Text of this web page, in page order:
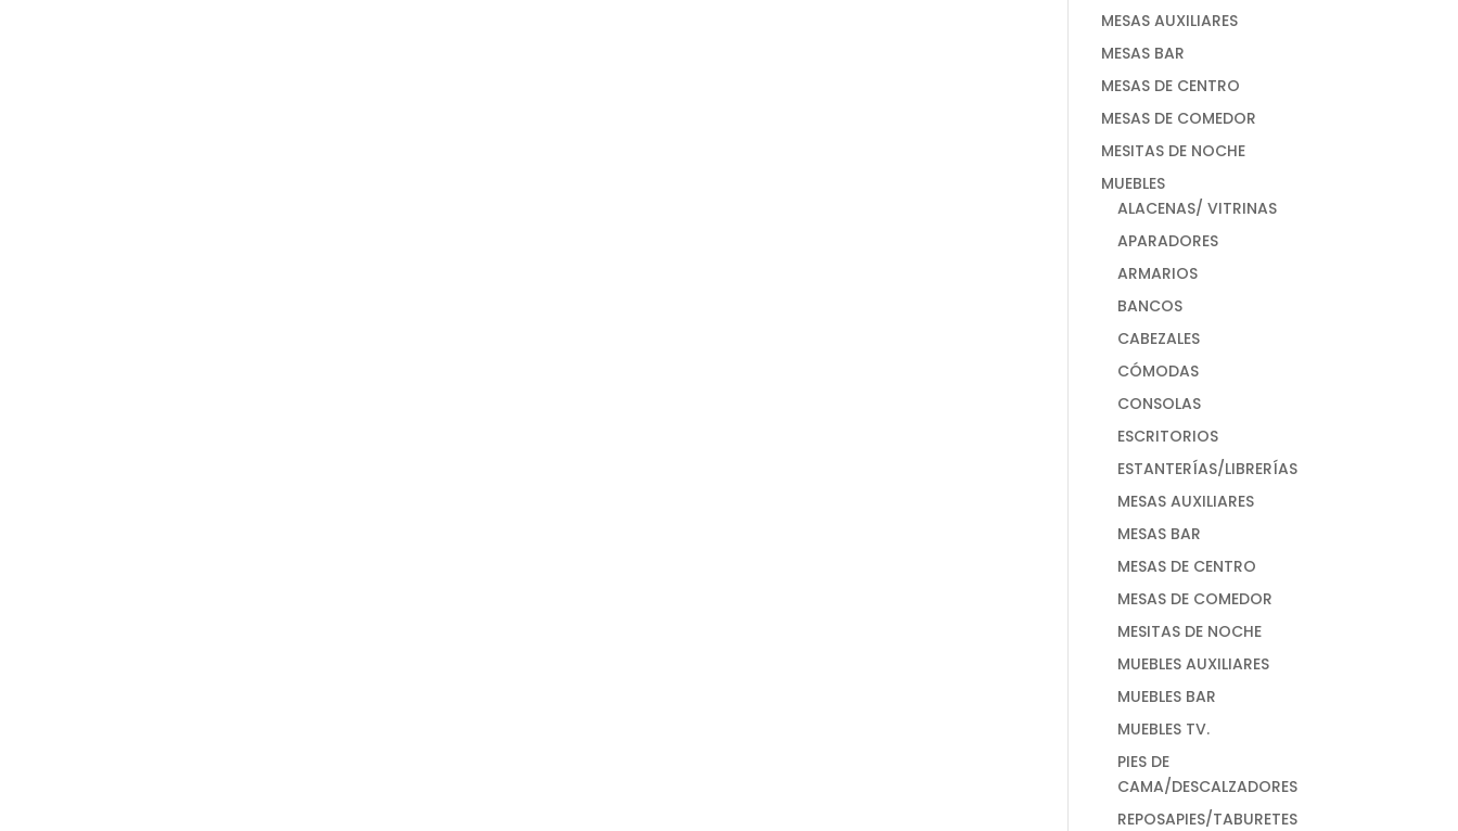
MESAS AUXILIARES
MESAS BAR
MESAS DE CENTRO
MESAS DE COMEDOR
MESITAS DE NOCHE
MUEBLES
ALACENAS/ VITRINAS
APARADORES
ARMARIOS
BANCOS
CABEZALES
CÓMODAS
CONSOLAS
ESCRITORIOS
ESTANTERÍAS/LIBRERÍAS
MESAS AUXILIARES
MESAS BAR
MESAS DE CENTRO
MESAS DE COMEDOR
MESITAS DE NOCHE
MUEBLES AUXILIARES
MUEBLES BAR
MUEBLES TV.
PIES DE
CAMA/DESCALZADORES
REPOSAPIES/TABURETES